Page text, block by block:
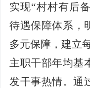
实现“村村有后
待遇保障体系，
多元保障，建立
主职干部年均基
发干事热情。通